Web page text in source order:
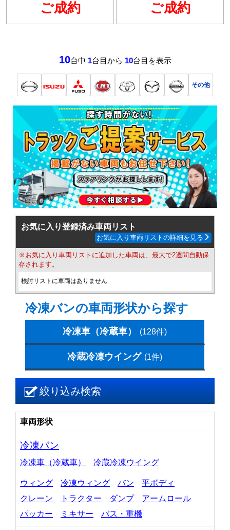
ご成約 ご成約
10台中 1台目から 10台目を表示
その他
お気に入り登録済み車両リスト
お気に入り車両リストの詳細を見る
※お気に入り車両リストに追加した車両は、最大で2週間自動保
存されます。
検討リストに車両はありません
冷凍バンの車両形状から探す
冷凍車（冷蔵車） (128件)
冷蔵冷凍ウイング (1件)
絞り込み検索
車両形状
冷凍バン
冷凍車（冷蔵車） 冷蔵冷凍ウイング
ウィング 冷凍ウィング バン
平ボディ
クレーン
トラクター ダンプ
アームロール
パッカー
ミキサー バス・重機